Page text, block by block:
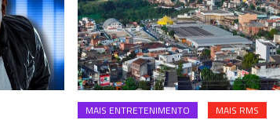
MAIS ENTRETENIMENTO MAIS RMS